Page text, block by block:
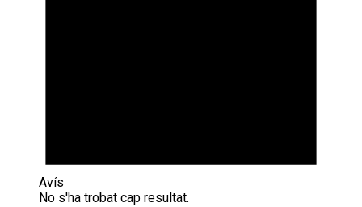
Avís
No s'ha trobat cap resultat.